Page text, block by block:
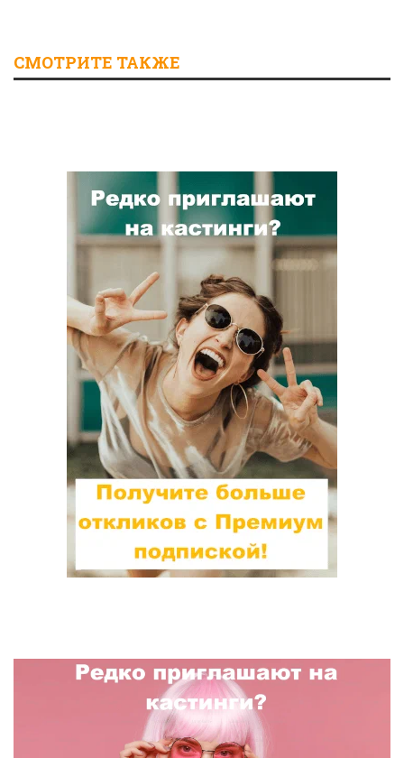
СМОТРИТЕ ТАКЖЕ